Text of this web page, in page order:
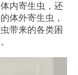
内寄生虫，还
体外寄生虫，
带来的各类困